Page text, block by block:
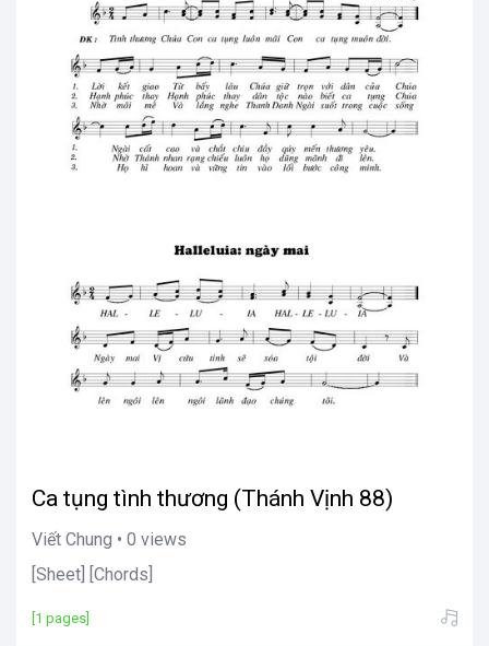
Ca tụng tình thương (Thánh Vịnh 88)
Viết Chung • 0 views
[Sheet] [Chords]
[1 pages]